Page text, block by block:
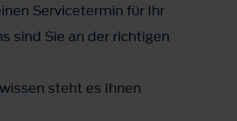
Servicetermin für Ihr
sind Sie an der richtigen
steht es Ihnen